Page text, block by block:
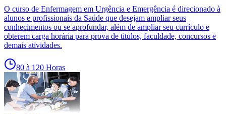
O curso de Enfermagem em Urgência e Emergência é direcionado à
alunos e profissionais da Saúde que desejam ampliar seus
conhecimentos ou se aprofundar, além de ampliar seu currículo e
obterem carga horária para prova de títulos, faculdade, concursos e
demais atividades.
80 à 120 Horas